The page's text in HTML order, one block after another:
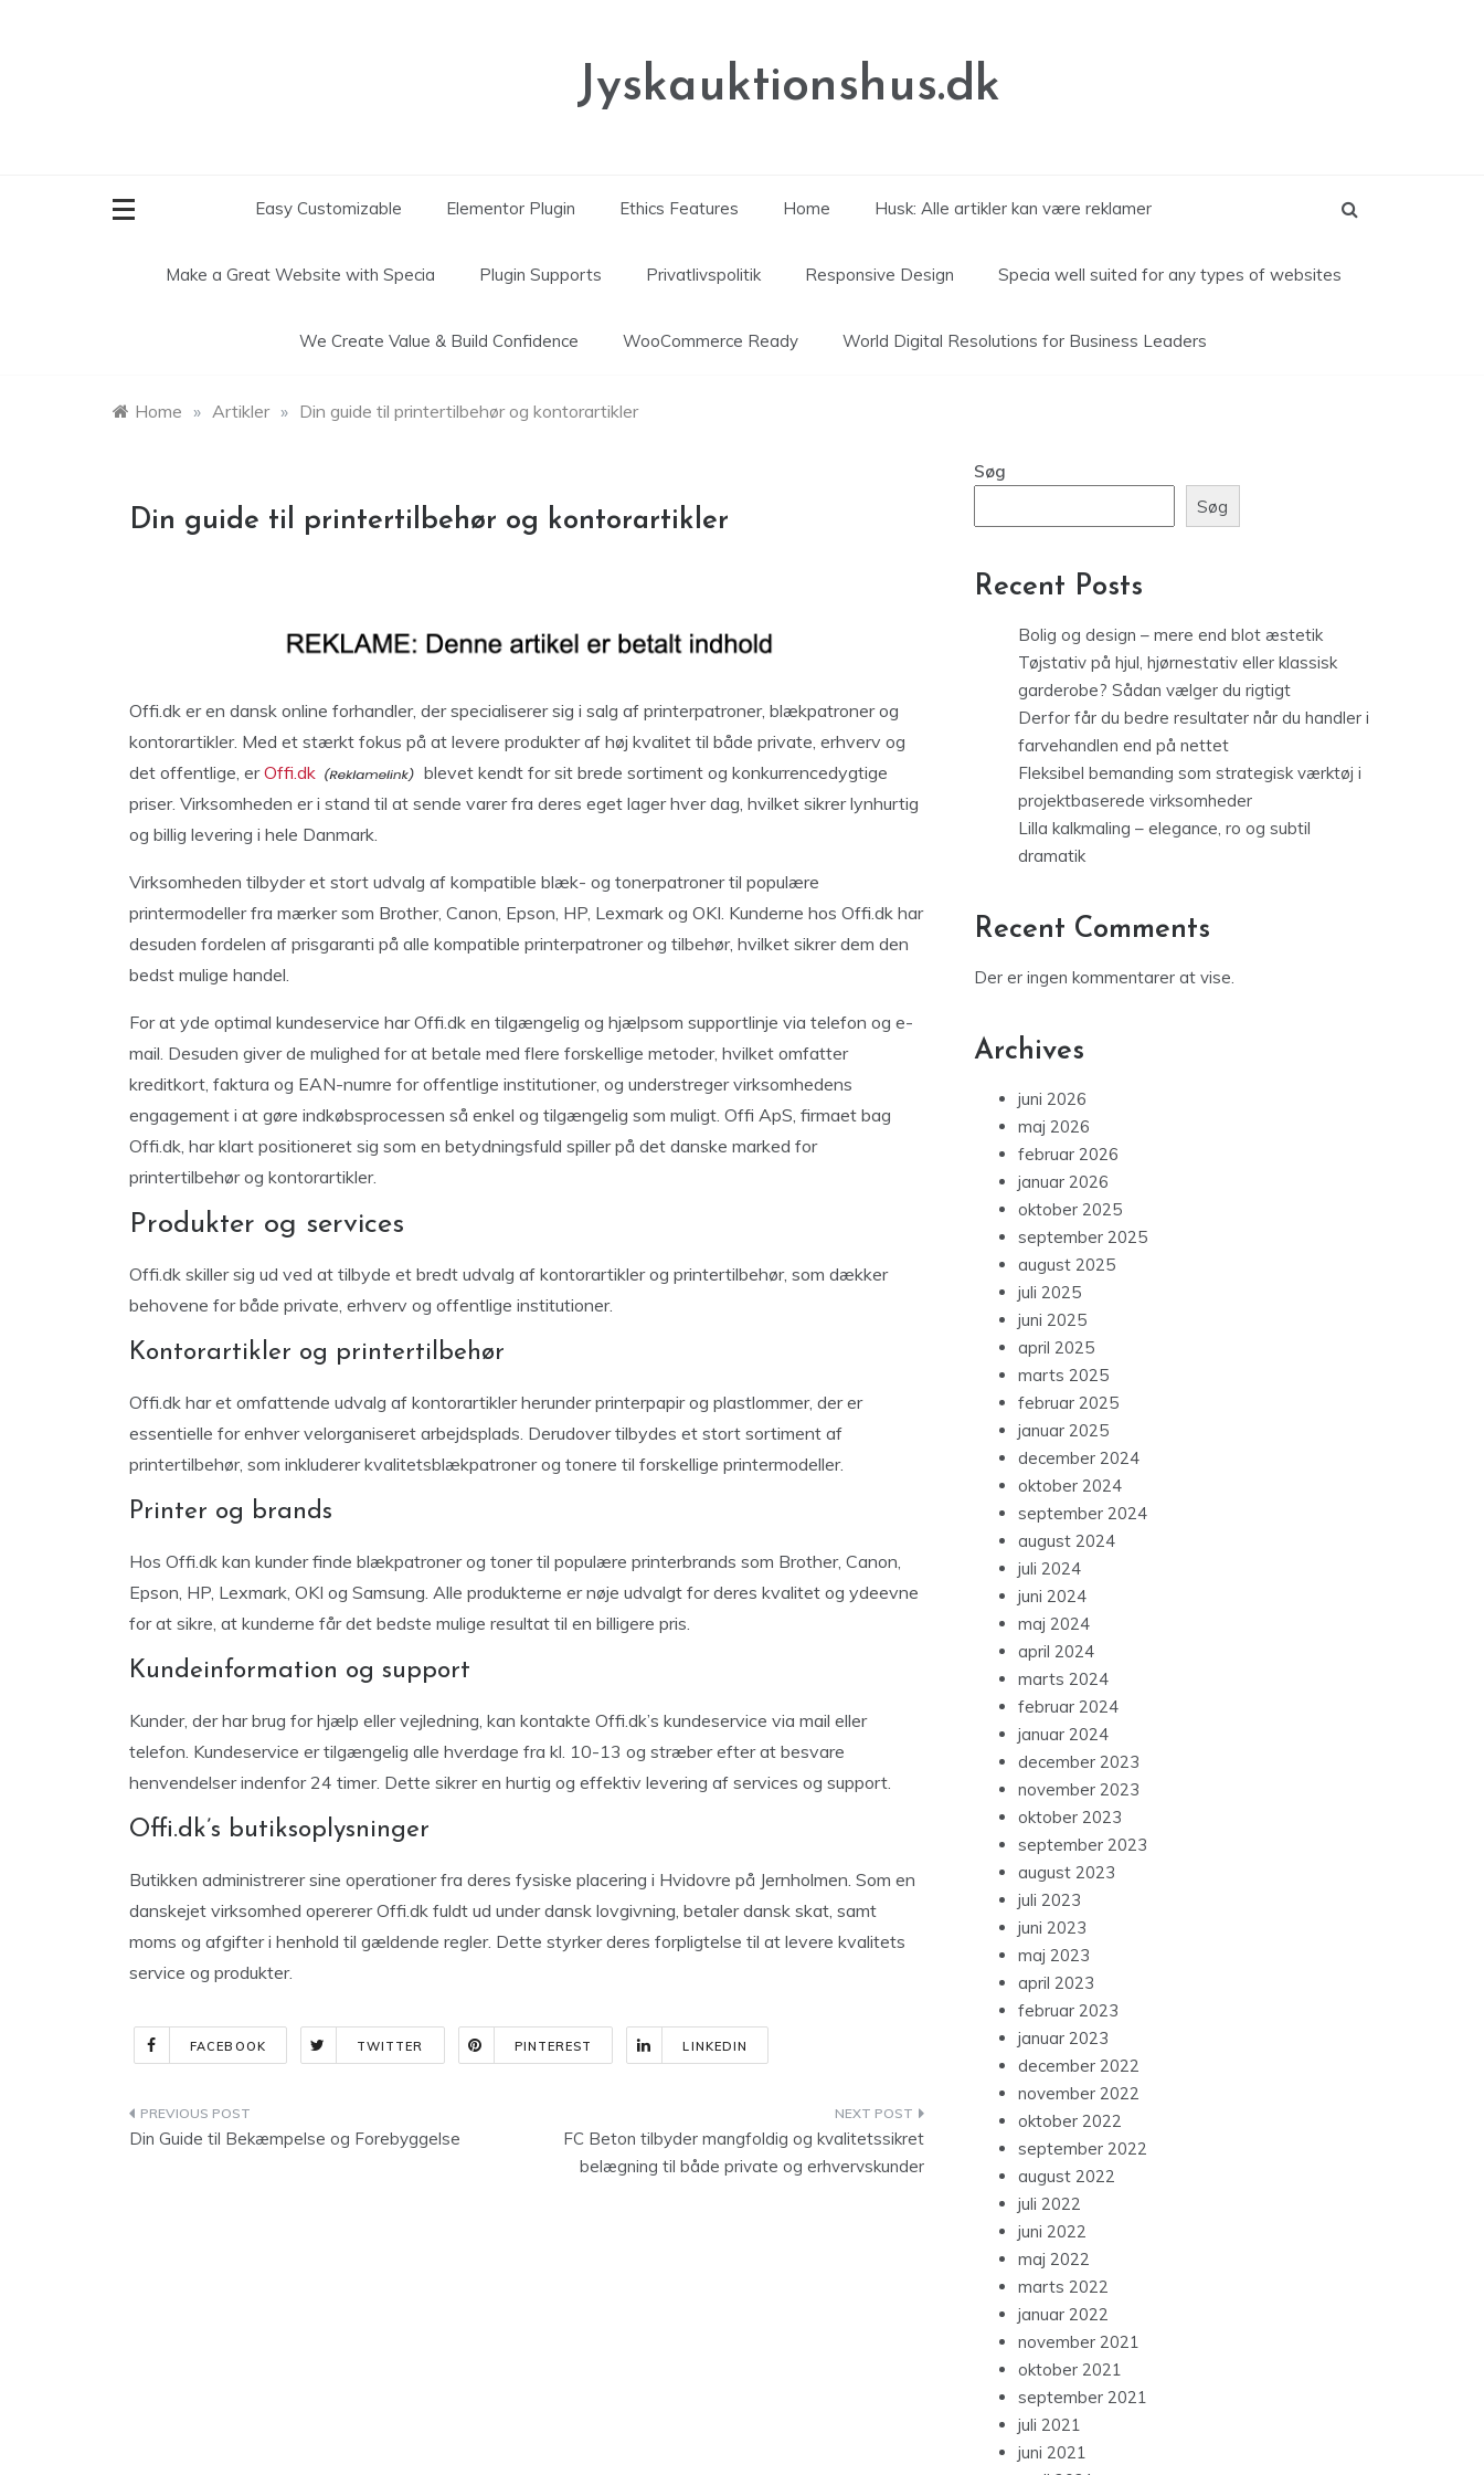
Jyskauktionshus.dk
Easy Customizable Elementor Plugin Ethics Features Home Husk: Alle artikler kan være reklamer
Make a Great Website with Specia Plugin Supports Privatlivspolitik Responsive Design Specia well suited for any types of websites
We Create Value & Build Confidence WooCommerce Ready World Digital Resolutions for Business Leaders
Home » Artikler » Din guide til printertilbehør og kontorartikler
Din guide til printertilbehør og kontorartikler
Offi.dk er en dansk online forhandler, der specialiserer sig i salg af printerpatroner, blækpatroner og
kontorartikler. Med et stærkt fokus på at levere produkter af høj kvalitet til både private, erhverv og
det offentlige, erOffi.dk
blevet kendt for sit brede sortiment og konkurrencedygtige
priser. Virksomheden er i stand til at sende varer fra deres eget lager hver dag, hvilket sikrer lynhurtig
og billig levering i hele Danmark.
Virksomheden tilbyder et stort udvalg af kompatible blæk- og tonerpatroner til populære
printermodeller fra mærker som Brother, Canon, Epson, HP, Lexmark og OKI. Kunderne hos Offi.dk har
desuden fordelen af prisgaranti på alle kompatible printerpatroner og tilbehør, hvilket sikrer dem den
bedst mulige handel.
For at yde optimal kundeservice har Offi.dk en tilgængelig og hjælpsom supportlinje via telefon og e-
mail. Desuden giver de mulighed for at betale med flere forskellige metoder, hvilket omfatter
kreditkort, faktura og EAN-numre for offentlige institutioner, og understreger virksomhedens
engagement i at gøre indkøbsprocessen så enkel og tilgængelig som muligt. Offi ApS, firmaet bag
Offi.dk, har klart positioneret sig som en betydningsfuld spiller på det danske marked for
printertilbehør og kontorartikler.
Produkter og services
Offi.dk skiller sig ud ved at tilbyde et bredt udvalg af kontorartikler og printertilbehør, som dækker
behovene for både private, erhverv og offentlige institutioner.
Kontorartikler og printertilbehør
Offi.dk har et omfattende udvalg af kontorartikler herunder printerpapir og plastlommer, der er
essentielle for enhver velorganiseret arbejdsplads. Derudover tilbydes et stort sortiment af
printertilbehør, som inkluderer kvalitetsblækpatroner og tonere til forskellige printermodeller.
Printer og brands
Hos Offi.dk kan kunder finde blækpatroner og toner til populære printerbrands som Brother, Canon,
Epson, HP, Lexmark, OKI og Samsung. Alle produkterne er nøje udvalgt for deres kvalitet og ydeevne
for at sikre, at kunderne får det bedste mulige resultat til en billigere pris.
Kundeinformation og support
Kunder, der har brug for hjælp eller vejledning, kan kontakte Offi.dk’s kundeservice via mail eller
telefon. Kundeservice er tilgængelig alle hverdage fra kl. 10-13 og stræber efter at besvare
henvendelser indenfor 24 timer. Dette sikrer en hurtig og effektiv levering af services og support.
Offi.dk’s butiksoplysninger
Butikken administrerer sine operationer fra deres fysiske placering i Hvidovre på Jernholmen. Som en
danskejet virksomhed opererer Offi.dk fuldt ud under dansk lovgivning, betaler dansk skat, samt
moms og afgifter i henhold til gældende regler. Dette styrker deres forpligtelse til at levere kvalitets
service og produkter.
FACEBOOK TWITTER PINTEREST LINKEDIN
Indlægsnavigation
Din Guide til Bekæmpelse og Forebyggelse
FC Beton tilbyder mangfoldig og kvalitetssikret
belægning til både private og erhvervskunder
Søg
Søg
Recent Posts
Bolig og design – mere end blot æstetik
Tøjstativ på hjul, hjørnestativ eller klassisk
garderobe? Sådan vælger du rigtigt
Derfor får du bedre resultater når du handler i
farvehandlen end på nettet
Fleksibel bemanding som strategisk værktøj i
projektbaserede virksomheder
Lilla kalkmaling – elegance, ro og subtil
dramatik
Recent Comments
Der er ingen kommentarer at vise.
Archives
juni 2026
maj 2026
februar 2026
januar 2026
oktober 2025
september 2025
august 2025
juli 2025
juni 2025
april 2025
marts 2025
februar 2025
januar 2025
december 2024
oktober 2024
september 2024
august 2024
juli 2024
juni 2024
maj 2024
april 2024
marts 2024
februar 2024
januar 2024
december 2023
november 2023
oktober 2023
september 2023
august 2023
juli 2023
juni 2023
maj 2023
april 2023
februar 2023
januar 2023
december 2022
november 2022
oktober 2022
september 2022
august 2022
juli 2022
juni 2022
maj 2022
marts 2022
januar 2022
november 2021
oktober 2021
september 2021
juli 2021
juni 2021